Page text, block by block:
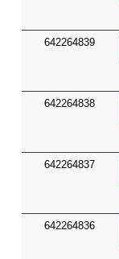
642264839
642264838
642264837
642264836